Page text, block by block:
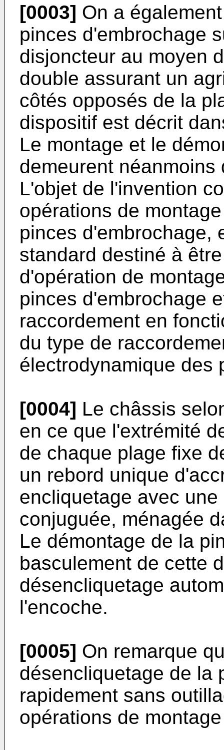
[0003] On a
pinces d'embrochage
disjoncteur au moyen
double assurant un
côtés opposés de la
dispositif est décrit
Le montage et le
demeurent néanmoins
L'objet de l'invention
opérations de
pinces d'embrochage,
standard destiné à
d'opération de
pinces d'embrochage
raccordement en
du type de
électrodynamique des
[0004] Le châssis
en ce que l'extré­mité
de chaque plage fixe
un rebord unique
encliquetage avec
conjuguée, ménagée
Le démontage de la
basculement de cette
désenclique­tage
l'encoche.
[0005] On remarque
désencliquetage de la
rapidement sans
opérations de